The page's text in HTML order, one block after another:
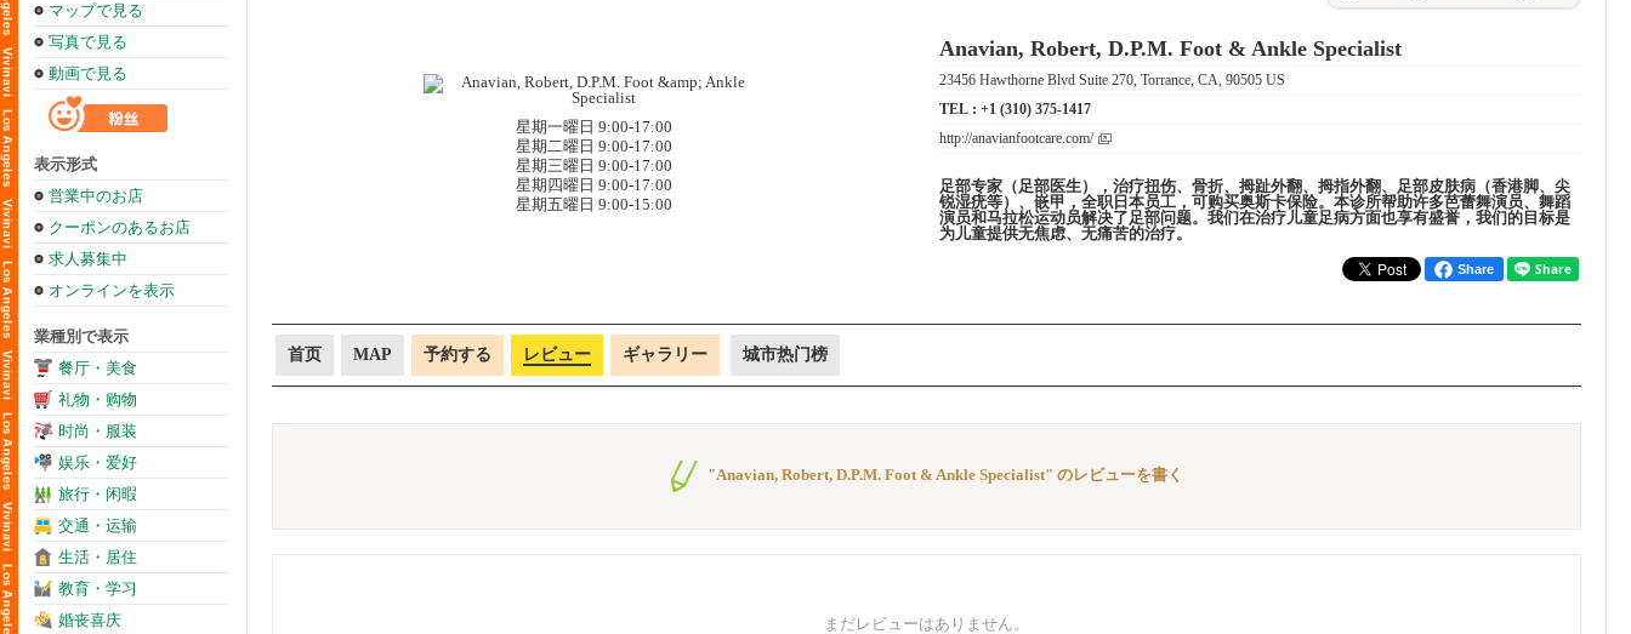
マップで見る
写真で見る
動画で見る
表示形式
営業中のお店
クーポンのあるお店
求人募集中
オンラインを表示
業種別で表示
餐厅・美食
礼物・购物
时尚・服装
娱乐・爱好
旅行・闲暇
交通・运输
生活・居住
教育・学习
婚丧喜庆
星期一曜日 9:00-17:00
星期二曜日 9:00-17:00
星期三曜日 9:00-17:00
星期四曜日 9:00-17:00
星期五曜日 9:00-15:00
Anavian, Robert, D.P.M. Foot & Ankle Specialist
23456 Hawthorne Blvd Suite 270, Torrance, CA, 90505 US
TEL : +1 (310) 375-1417
http://anavianfootcare.com/
足部专家（足部医生），治疗扭伤、骨折、拇趾外翻、拇指外翻、足部皮肤病（香港脚、尖
锐湿疣等）、嵌甲，全职日本员工，可购买奥斯卡保险。本诊所帮助许多芭蕾舞演员、舞蹈
演员和马拉松运动员解决了足部问题。我们在治疗儿童足病方面也享有盛誉，我们的目标是
为儿童提供无焦虑、无痛苦的治疗。
Share
首页 MAP 予約する レビュー ギャラリー 城市热门榜
"Anavian, Robert, D.P.M. Foot & Ankle Specialist" のレビューを書く
まだレビューはありません。